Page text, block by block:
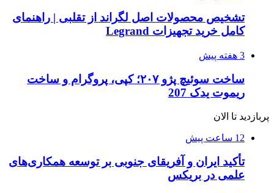
تشخیص محصولات اصل لگراند از تقلبی | راهنمای
کامل خرید تجهیزات Legrand
3 هفته پیش
ساخت سوئیچ پژو ۲۰۷؛ کپی، پروگرام و ساخت
ریموت یدک 207
پربازدید تا الان
12 ساعت پیش
تأکید ایران و آفریقای جنوبی بر توسعه همکاری‌های
علمی در بریکس